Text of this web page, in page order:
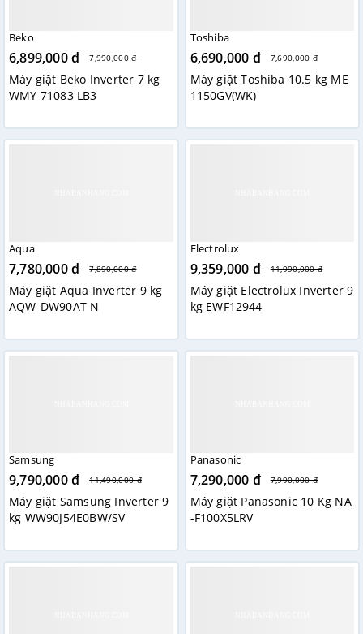
Beko
6,899,000 đ 7,990,000 đ
Máy giặt Beko Inverter 7 kg
WMY 71083 LB3
Toshiba
6,690,000 đ 7,690,000 đ
Máy giặt Toshiba 10.5 kg ME
1150GV(WK)
Aqua
7,780,000 đ 7,890,000 đ
Máy giặt Aqua Inverter 9 kg
AQW-DW90AT N
Electrolux
9,359,000 đ 11,990,000 đ
Máy giặt Electrolux Inverter 9
kg EWF12944
Samsung
9,790,000 đ 11,490,000 đ
Máy giặt Samsung Inverter 9
kg WW90J54E0BW/SV
Panasonic
7,290,000 đ 7,990,000 đ
Máy giặt Panasonic 10 Kg NA
-F100X5LRV